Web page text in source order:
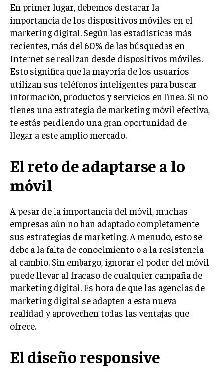
VENTAS Y PERSUASIÓN
GESTIÓN DE PRODUCTOS
COMUNICACIÓN CORPORATIVA
GESTIÓN DE MARCA
INVESTIGACIÓN DE MERCADO
ANÁLISIS DE COMPETENCIA
GESTIÓN DE CLIENTES
GESTIÓN DEL CAMBIO
LIDERAZGO
HABILIDADES DIRECTIVAS
EMPRENDIMIENTO
PLANIFICACIÓN EMPRESARIAL
FINANZAS
FINANZAS Y CONTABILIDAD
GESTIÓN DE RECURSOS FINANCIEROS
INVERSIONES Y MERCADOS FINANCIEROS
ECONOMÍA EMPRESARIAL
En primer lugar, debemos destacar la
importancia de los dispositivos móviles en el
marketing digital. Según las estadísticas más
recientes, más del 60% de las búsquedas en
Internet se realizan desde dispositivos móviles.
Esto significa que la mayoría de los usuarios
utilizan sus teléfonos inteligentes para buscar
información, productos y servicios en línea. Si no
tienes una estrategia de marketing móvil efectiva,
te estás perdiendo una gran oportunidad de
llegar a este amplio mercado.
El reto de adaptarse a lo
móvil
A pesar de la importancia del móvil, muchas
empresas aún no han adaptado completamente
sus estrategias de marketing. A menudo, esto se
debe a la falta de conocimiento o a la resistencia
al cambio. Sin embargo, ignorar el poder del móvil
puede llevar al fracaso de cualquier campaña de
marketing digital. Es hora de que las agencias de
marketing digital se adapten a esta nueva
realidad y aprovechen todas las ventajas que
ofrece.
El diseño responsive